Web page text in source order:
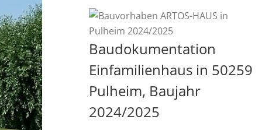
Baudokumentation
Einfamilienhaus in 50259
Pulheim, Baujahr
2024/2025